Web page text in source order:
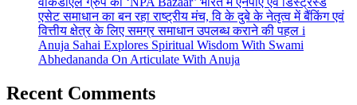
एसेट समाधान का बन रहा राष्ट्रीय मंच, वि के दुबे के नेतृत्व में बैंकिंग एवं
वित्तीय क्षेत्र के लिए समग्र समाधान उपलब्ध कराने की पहल i
Anuja Sahai Explores Spiritual Wisdom With Swami
Abhedananda On Articulate With Anuja
Recent Comments